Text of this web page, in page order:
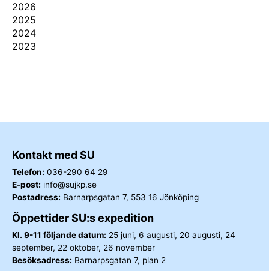
2026
2025
2024
2023
Kontakt med SU
Telefon: 036-290 64 29
E-post: info@sujkp.se
Postadress: Barnarpsgatan 7, 553 16 Jönköping
Öppettider SU:s expedition
Kl. 9-11 följande datum: 25 juni, 6 augusti, 20 augusti, 24
september, 22 oktober, 26 november
Besöksadress: Barnarpsgatan 7, plan 2